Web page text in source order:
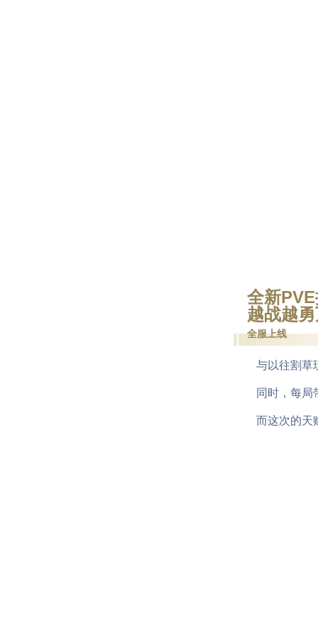
全新
越战越
全服上线
与以往割草玩
同时，每局带
而这次的天赋